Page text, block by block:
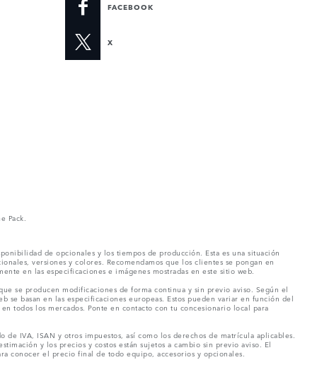
FACEBOOK
X
Pack.
de opcionales y los tiempos de producción. Esta es una situación
versiones y colores. Recomendamos que los clientes se pongan en
en las especificaciones e imágenes mostradas en este sitio web.
se producen modificaciones de forma continua y sin previo aviso. Según el
basan en las especificaciones europeas. Estos pueden variar en función del
todos los mercados. Ponte en contacto con tu concesionario local para
IVA, ISAN y otros impuestos, así como los derechos de matrícula aplicables.
y los precios y costos están sujetos a cambio sin previo aviso. El
conocer el precio final de todo equipo, accesorios y opcionales.